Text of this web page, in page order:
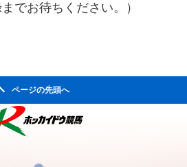
までお待ちください。）
ページの先頭へ